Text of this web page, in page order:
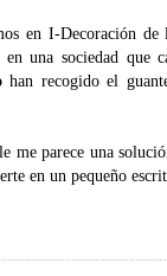
en I-Decoración de
una sociedad
han recogido el
me parece una
en un pequeño